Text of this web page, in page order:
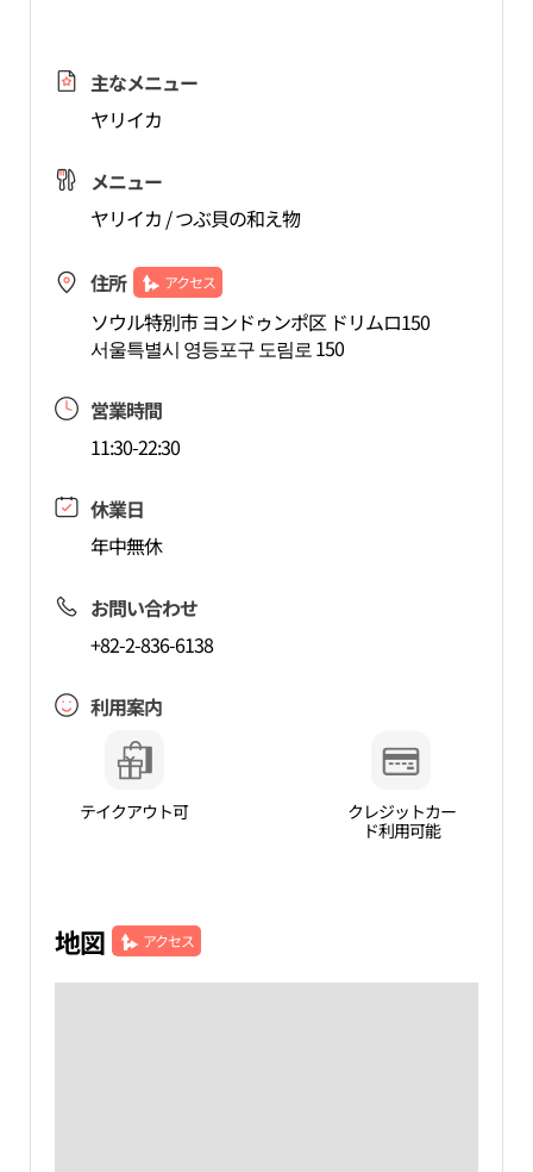
主なメニュー
ヤリイカ
メニュー
ヤリイカ / つぶ貝の和え物
住所 アクセス
ソウル特別市 ヨンドゥンポ区 ドリムロ150
서울특별시 영등포구 도림로 150
営業時間
11:30-22:30
休業日
年中無休
お問い合わせ
+82-2-836-6138
利用案内
テイクアウト可
クレジットカー
ド利用可能
地図 アクセス